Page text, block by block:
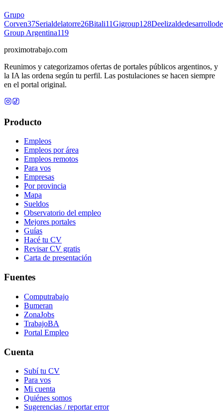
Grupo
Corven37Serialdelatorre26Bitali11Gigroup128
Group Argentina119
proximotrabajo.com
Reunimos y categorizamos ofertas de portales públicos argentinos, y
la IA las ordena según tu perfil. Las postulaciones se hacen siempre
en el portal original.
Producto
Empleos
Empleos por área
Empleos remotos
Para vos
Empresas
Por provincia
Mapa
Sueldos
Observatorio del empleo
Mejores portales
Guías
Hacé tu CV
Revisar CV gratis
Carta de presentación
Fuentes
Computrabajo
Bumeran
ZonaJobs
TrabajoBA
Portal Empleo
Cuenta
Subí tu CV
Para vos
Mi cuenta
Quiénes somos
Sugerencias / reportar error